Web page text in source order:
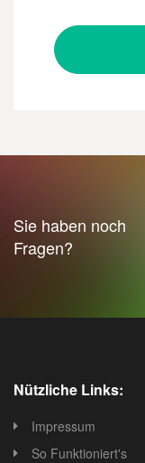
Sie haben noch
Fragen?
Nützliche Links:
Impressum
So Funktioniert's